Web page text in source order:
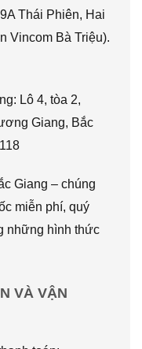
Thái Phiên, Hai
Vincom Bà Triệu).
Lô 4, tòa 2,
Giang, Bắc
Giang – chúng
miễn phí, quý
những hình thức
VÀ VẬN